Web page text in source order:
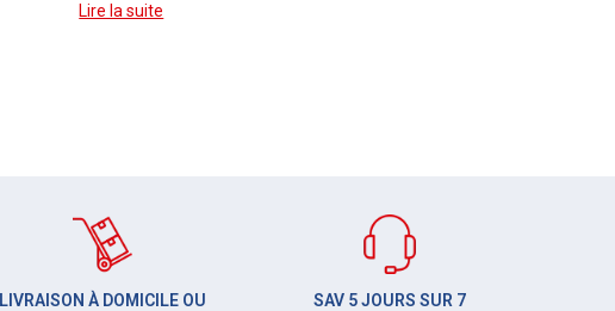
Lire la suite
LIVRAISON À DOMICILE OU
SAV 5 JOURS SUR 7